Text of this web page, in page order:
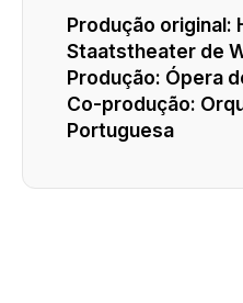
Produção original:
Staatstheater de
Produção: Ópera
Co-produção:
Portuguesa